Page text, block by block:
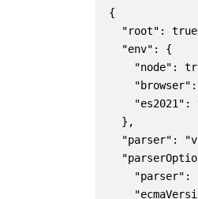
{
"root":
"env": {
"node":
"browser":
"es2021":
},
"parser":
"parser":